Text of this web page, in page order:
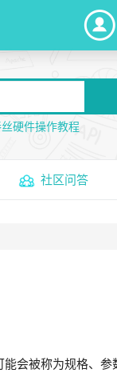
硬件操作教程
社区问答
会被称为规格、参